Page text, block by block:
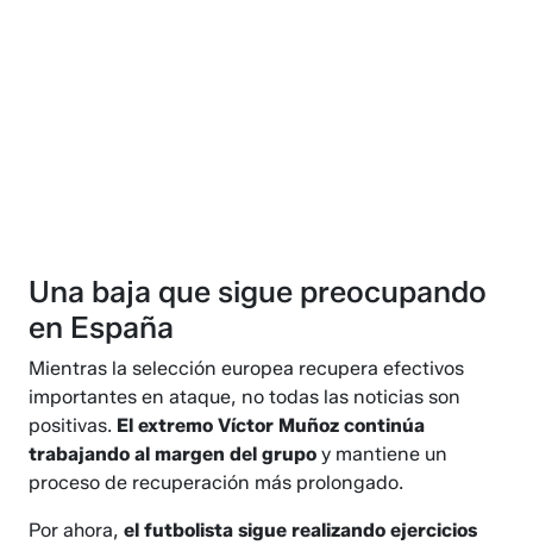
Una baja que sigue preocupando
en España
Mientras la selección europea recupera efectivos
importantes en ataque, no todas las noticias son
positivas. El extremo Víctor Muñoz continúa
trabajando al margen del grupo y mantiene un
proceso de recuperación más prolongado.
Por ahora,el futbolista sigue realizando ejercicios